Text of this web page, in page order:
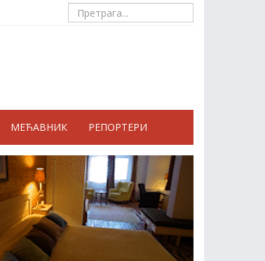
МЕЋАВНИК РЕПОРТЕРИ